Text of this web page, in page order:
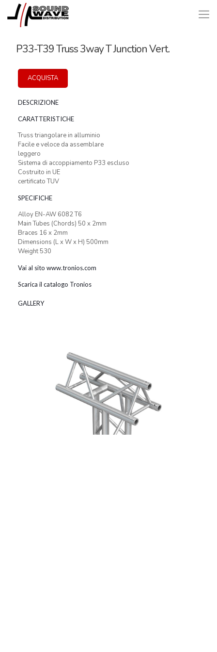
P33-T39 Truss 3way T Junction Vert.
ACQUISTA
DESCRIZIONE
CARATTERISTICHE
Truss triangolare in alluminio
Facile e veloce da assemblare
leggero
Sistema di accoppiamento P33 escluso
Costruito in UE
certificato TUV
SPECIFICHE
Alloy EN-AW 6082 T6
Main Tubes (Chords) 50 x 2mm
Braces 16 x 2mm
Dimensions (L x W x H) 500mm
Weight 530
Vai al sito www.tronios.com
Scarica il catalogo Tronios
GALLERY